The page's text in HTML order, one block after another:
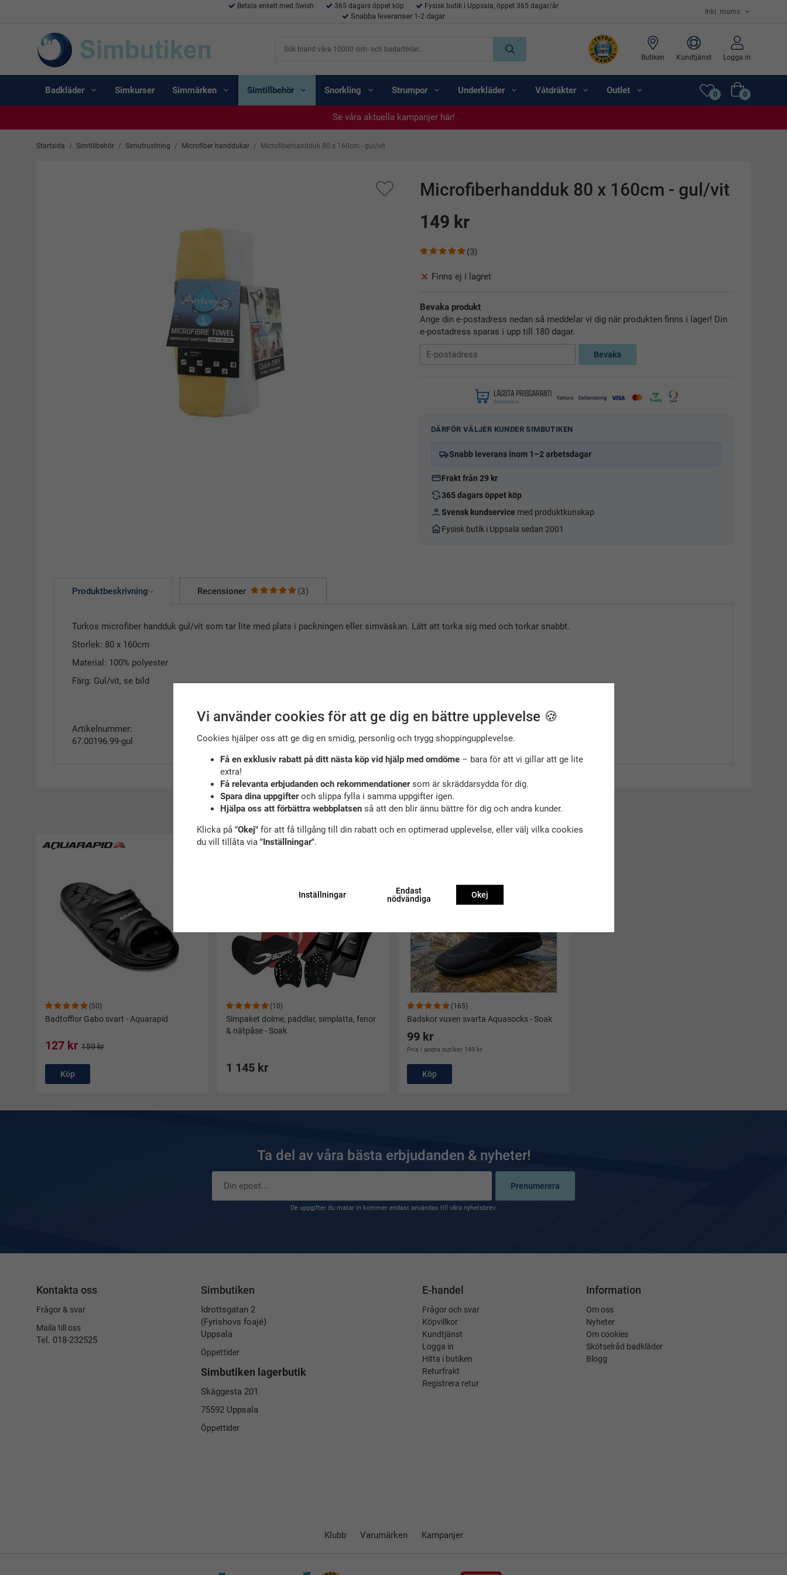
Betala enkelt med Swish 365 dagars öppet köp Fysisk butik i Uppsala, öppet 365 dagar/år
Snabba leveranser 1-2 dagar
Butiken Kundtjänst Logga in
Badkläder Simkurser Simmärken Simtillbehör Snorkling Strumpor Underkläder Våtdräkter Outlet 0 0
Se våra aktuella kampanjer här!
Se våra aktuella kampanjer här!
Se våra aktuella kampanjer här!
Se våra aktuella kampanjer här!
Se våra aktuella kampanjer här!
Startsida / Simtillbehör / Simutrustning / Microfiber handdukar / Microfiberhandduk 80 x 160cm - gul/vit
Microfiberhandduk 80 x 160cm - gul/vit
149 kr
(3)
Finns ej i lagret
Bevaka produkt
Ange din e-postadress nedan så meddelar vi dig när produkten finns i lager! Din
e-postadress sparas i upp till 180 dagar.
Bevaka
DÄRFÖR VÄLJER KUNDER SIMBUTIKEN
Snabb leverans inom 1–2 arbetsdagar
Frakt från 29 kr
365 dagars öppet köp
Svensk kundservice med produktkunskap
Fysisk butik i Uppsala sedan 2001
Produktbeskrivning Recensioner (3)
Turkos microfiber handduk gul/vit som tar lite med plats i packningen eller simväskan. Lätt att torka sig med och torkar snabbt.
Storlek: 80 x 160cm
Material: 100% polyester
Färg: Gul/vit, se bild
Artikelnummer:
67.00196.99-gul
Rekommenderade tillbehör till denna produkt
(50)
Badtofflor Gabo svart - Aquarapid
127 kr 159 kr
Köp
(10)
Simpaket dolme, paddlar, simplatta, fenor
& nätpåse - Soak
1 145 kr
(165)
Badskor vuxen svarta Aquasocks - Soak
99 kr
Pris i andra butiker 149 kr
Köp
Ta del av våra bästa erbjudanden & nyheter!
Prenumerera
De uppgifter du matar in kommer endast användas till våra nyhetsbrev.
Kontakta oss
Frågor & svar
Maila till oss
Tel. 018-232525
Simbutiken
Idrottsgatan 2
(Fyrishovs foajé)
Uppsala
Öppettider
Simbutiken lagerbutik
Skäggesta 201
75592 Uppsala
Öppettider
E-handel
Frågor och svar
Köpvillkor
Kundtjänst
Logga in
Hitta i butiken
Returfrakt
Registrera retur
Information
Om oss
Nyheter
Om cookies
Skötselråd badkläder
Blogg
Klubb Varumärken Kampanjer
Vi använder cookies för att ge dig en bättre upplevelse 🍪
Cookies hjälper oss att ge dig en smidig, personlig och trygg shoppingupplevelse.
Få en exklusiv rabatt på ditt nästa köp vid hjälp med omdöme– bara för att vi gillar att ge lite
extra!
Få relevanta erbjudanden och rekommendationersom är skräddarsydda för dig.
Spara dina uppgifteroch slippa fylla i samma uppgifter igen.
Hjälpa oss att förbättra webbplatsenså att den blir ännu bättre för dig och andra kunder.
Klicka på "Okej"för att få tillgång till din rabatt och en optimerad upplevelse, eller välj vilka cookies
du vill tillåta via "Inställningar".
Inställningar
Endast
nödvändiga
Okej